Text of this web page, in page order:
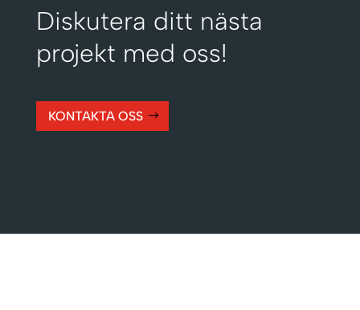
Diskutera ditt nästa
projekt med oss!
KONTAKTA OSS